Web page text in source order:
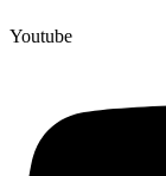
Youtube